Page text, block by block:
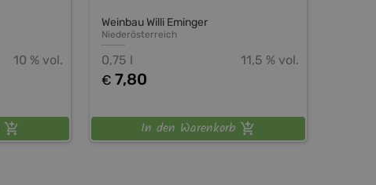
10 % vol.
Weinbau Willi Eminger
Niederösterreich
11,5 % vol.
0,75 l
€ 7,80
In den Warenkorb